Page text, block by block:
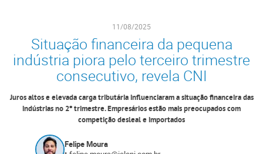
11/08/2025
Situação financeira da pequena
indústria piora pelo terceiro trimestre
consecutivo, revela CNI
Juros altos e elevada carga tributária influenciaram a situação financeira das
indústrias no 2º trimestre. Empresários estão mais preocupados com
competição desleal e importados
Felipe Moura